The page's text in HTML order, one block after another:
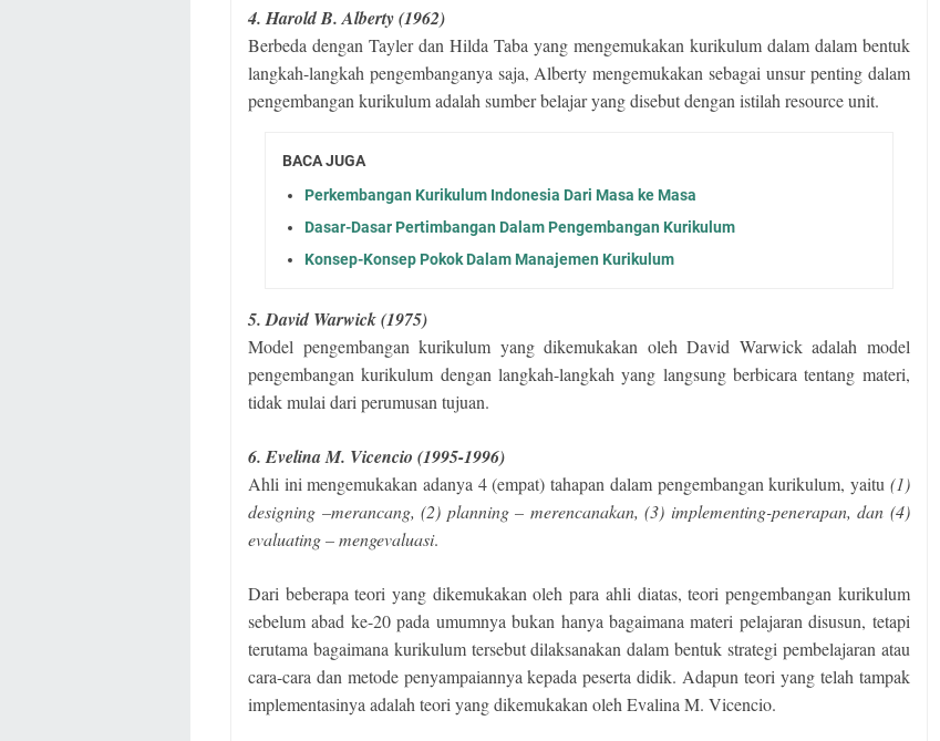
4. Harold B. Alberty (1962)
Berbeda dengan Tayler dan Hilda Taba yang mengemukakan kurikulum dalam dalam bentuk
langkah-langkah pengembanganya saja, Alberty mengemukakan sebagai unsur penting dalam
pengembangan kurikulum adalah sumber belajar yang disebut dengan istilah resource unit.
BACA JUGA
Perkembangan Kurikulum Indonesia Dari Masa ke Masa
Dasar-Dasar Pertimbangan Dalam Pengembangan Kurikulum
Konsep-Konsep Pokok Dalam Manajemen Kurikulum
5. David Warwick (1975)
Model pengembangan kurikulum yang dikemukakan oleh David Warwick adalah model
pengembangan kurikulum dengan langkah-langkah yang langsung berbicara tentang materi,
tidak mulai dari perumusan tujuan.
6. Evelina M. Vicencio (1995-1996)
Ahli ini mengemukakan adanya 4 (empat) tahapan dalam pengembangan kurikulum, yaitu (1)
designing –merancang, (2) planning – merencanakan, (3) implementing-penerapan, dan (4)
evaluating – mengevaluasi.
Dari beberapa teori yang dikemukakan oleh para ahli diatas, teori pengembangan kurikulum
sebelum abad ke-20 pada umumnya bukan hanya bagaimana materi pelajaran disusun, tetapi
terutama bagaimana kurikulum tersebut dilaksanakan dalam bentuk strategi pembelajaran atau
cara-cara dan metode penyampaiannya kepada peserta didik. Adapun teori yang telah tampak
implementasinya adalah teori yang dikemukakan oleh Evalina M. Vicencio.